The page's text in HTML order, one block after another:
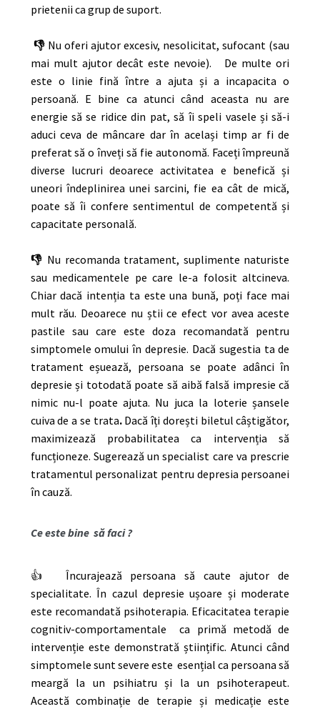
prietenii ca grup de suport.
👎 Nu oferi ajutor excesiv, nesolicitat, sufocant (sau
mai mult ajutor decât este nevoie). De multe ori
este o linie fină între a ajuta și a incapacita o
persoană. E bine ca atunci când aceasta nu are
energie să se ridice din pat, să îi speli vasele și să-i
aduci ceva de mâncare dar în același timp ar fi de
preferat să o înveți să fie autonomă. Faceți împreună
diverse lucruri deoarece activitatea e benefică și
uneori îndeplinirea unei sarcini, fie ea cât de mică,
poate să îi confere sentimentul de competentă și
capacitate personală.
👎 Nu recomanda tratament, suplimente naturiste
sau medicamentele pe care le-a folosit altcineva.
Chiar dacă intenția ta este una bună, poți face mai
mult rău. Deoarece nu știi ce efect vor avea aceste
pastile sau care este doza recomandată pentru
simptomele omului în depresie. Dacă sugestia ta de
tratament eșuează, persoana se poate adânci în
depresie și totodată poate să aibă falsă impresie că
nimic nu-l poate ajuta. Nu juca la loterie șansele
cuiva de a se trata. Dacă îți dorești biletul câștigător,
maximizează probabilitatea ca intervenția să
funcționeze. Sugerează un specialist care va prescrie
tratamentul personalizat pentru depresia persoanei
în cauză.
Ce este bine să faci ?
👍 Încurajează persoana să caute ajutor de
specialitate. În cazul depresie ușoare și moderate
este recomandată psihoterapia. Eficacitatea terapie
cognitiv-comportamentale ca primă metodă de
intervenție este demonstrată științific. Atunci când
simptomele sunt severe este esențial ca persoana să
meargă la un psihiatru și la un psihoterapeut.
Această combinație de terapie și medicație este